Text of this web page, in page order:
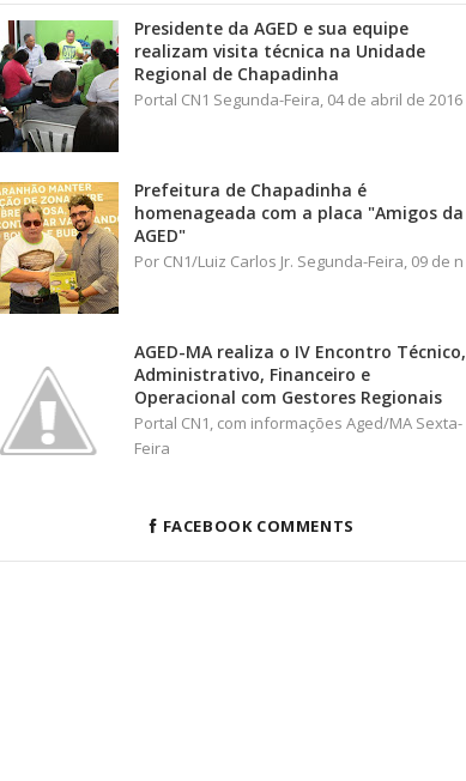
Presidente da AGED e sua equipe
realizam visita técnica na Unidade
Regional de Chapadinha
Portal CN1 Segunda-Feira, 04 de abril de 2016
Prefeitura de Chapadinha é
homenageada com a placa "Amigos da
AGED"
Por CN1/Luiz Carlos Jr. Segunda-Feira, 09 de n
AGED-MA realiza o IV Encontro Técnico,
Administrativo, Financeiro e
Operacional com Gestores Regionais
Portal CN1, com informações Aged/MA Sexta-
Feira
FACEBOOK COMMENTS